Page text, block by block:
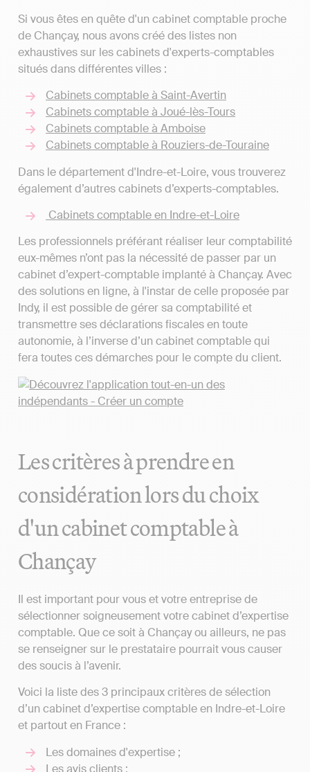
Si vous êtes en quête d'un cabinet comptable proche
de Chançay, nous avons créé des listes non
exhaustives sur les cabinets d'experts-comptables
situés dans différentes villes :
Cabinets comptable à Saint-Avertin
Cabinets comptable à Joué-lès-Tours
Cabinets comptable à Amboise
Cabinets comptable à Rouziers-de-Touraine
Dans le département d'Indre-et-Loire, vous trouverez
également d’autres cabinets d’experts-comptables.
Cabinets comptable en Indre-et-Loire
Les professionnels préférant réaliser leur comptabilité
eux-mêmes n’ont pas la nécessité de passer par un
cabinet d’expert-comptable implanté à Chançay. Avec
des solutions en ligne, à l'instar de celle proposée par
Indy, il est possible de gérer sa comptabilité et
transmettre ses déclarations fiscales en toute
autonomie, à l’inverse d’un cabinet comptable qui
fera toutes ces démarches pour le compte du client.
Les critères à prendre en
considération lors du choix
d'un cabinet comptable à
Chançay
Il est important pour vous et votre entreprise de
sélectionner soigneusement votre cabinet d’expertise
comptable. Que ce soit à Chançay ou ailleurs, ne pas
se renseigner sur le prestataire pourrait vous causer
des soucis à l’avenir.
Voici la liste des 3 principaux critères de sélection
d’un cabinet d’expertise comptable en Indre-et-Loire
et partout en France :
Les domaines d'expertise ;
Les avis clients ;